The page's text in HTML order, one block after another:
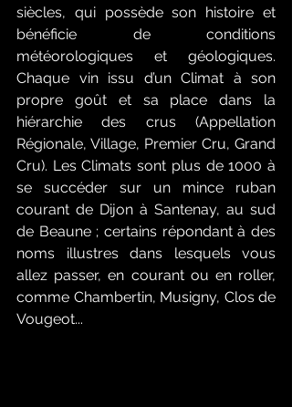
siècles, qui possède son histoire et
bénéficie de conditions
météorologiques et géologiques.
Chaque vin issu d’un Climat à son
propre goût et sa place dans la
hiérarchie des crus (Appellation
Régionale, Village, Premier Cru, Grand
Cru). Les Climats sont plus de 1000 à
se succéder sur un mince ruban
courant de Dijon à Santenay, au sud
de Beaune ; certains répondant à des
noms illustres dans lesquels vous
allez passer, en courant ou en roller,
comme Chambertin, Musigny, Clos de
Vougeot...